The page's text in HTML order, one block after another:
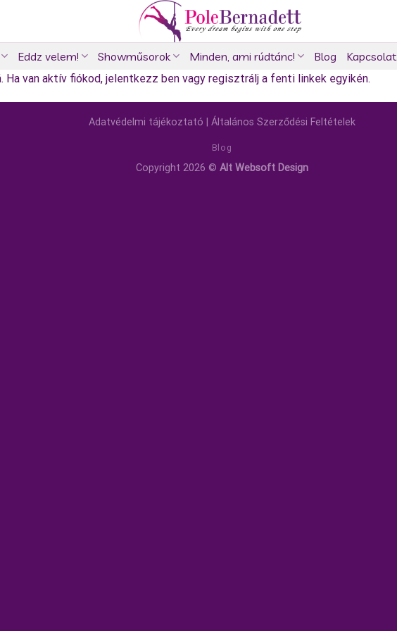
Eddz velem! Showműsorok Minden, ami rúdtánc! Blog Kapcsolat
Ha van aktív fiókod, jelentkezz ben vagy regisztrálj a fenti linkek egyikén.
Adatvédelmi tájékoztató Általános Szerződési Feltételek
Blog
Copyright 2026 © Alt Websoft Design